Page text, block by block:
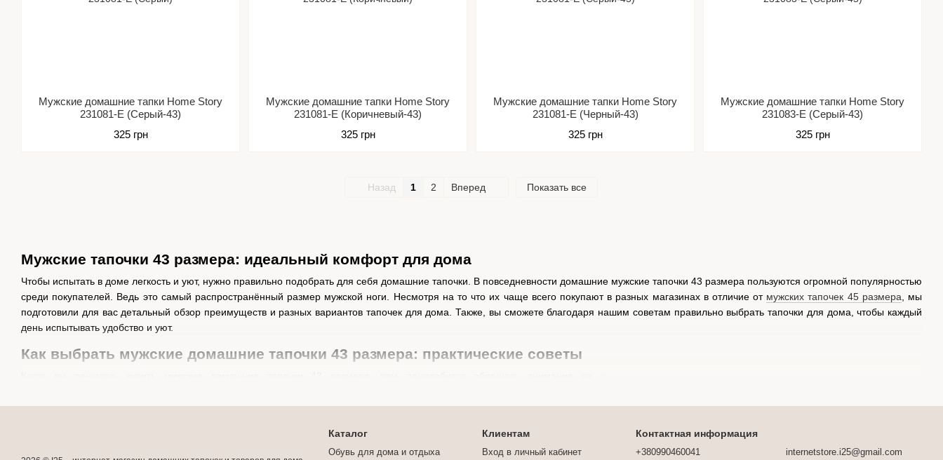
Мужские тапочки 43 размера: идеальный комфорт для дома
Чтобы испытать в доме легкость и уют, нужно правильно подобрать для себя домашние тапочки. В повседневности домашние мужские тапочки 43 размера пользуются огромной популярностью
среди покупателей. Ведь это самый распространённый размер мужской ноги. Несмотря на то что их чаще всего покупают в разных магазинах в отличие от мужских тапочек 45 размера , мы
подготовили для вас детальный обзор преимуществ и разных вариантов тапочек для дома. Также, вы сможете благодаря нашим советам правильно выбрать тапочки для дома, чтобы каждый
день испытывать удобство и уют.
Как выбрать мужские домашние тапочки 43 размера: практические советы
основным критериям для подбора идеальных мужских тапочек:
размер. При выборе обращайте внимание на то, чтобы размер мужских тапочек соответствовал размеру вашей ноги. То есть, они не должны сдавливать ноги и спадать;
материал. Тапочки должны быть изготовлены из качественного материала, в котором нога будет дышать. Они должны быть гипоаллергенны и приятные на ощупь;
Мужские домашние тапки Home Story
231081-Е (Серый-43)
325 грн
Мужские домашние тапки Home Story
231081-Е (Коричневый-43)
325 грн
Мужские домашние тапки Home Story
231081-Е (Черный-43)
325 грн
Мужские домашние тапки Home Story
231083-Е (Серый-43)
325 грн
Назад 1 2 Вперед Показать все
Каталог
Обувь для дома и отдыха
Клиентам
Вход в личный кабинет
Контактная информация
+380990460041 internetstore.i25@gmail.com